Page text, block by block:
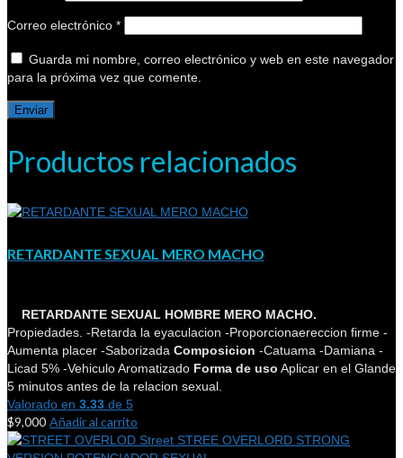
Correo electrónico *
Guarda mi nombre, correo electrónico y web en este navegador
para la próxima vez que comente.
Productos relacionados
RETARDANTE SEXUAL MERO MACHO
RETARDANTE SEXUAL HOMBRE MERO MACHO.
Propiedades. -Retarda la eyaculacion -Proporcionaereccion firme -
Aumenta placer -Saborizada Composicion -Catuama -Damiana -
Licad 5% -Vehiculo Aromatizado Forma de uso Aplicar en el Glande
5 minutos antes de la relacion sexual.
Valorado en 3.33 de 5
$9,000 Añadir al carrito